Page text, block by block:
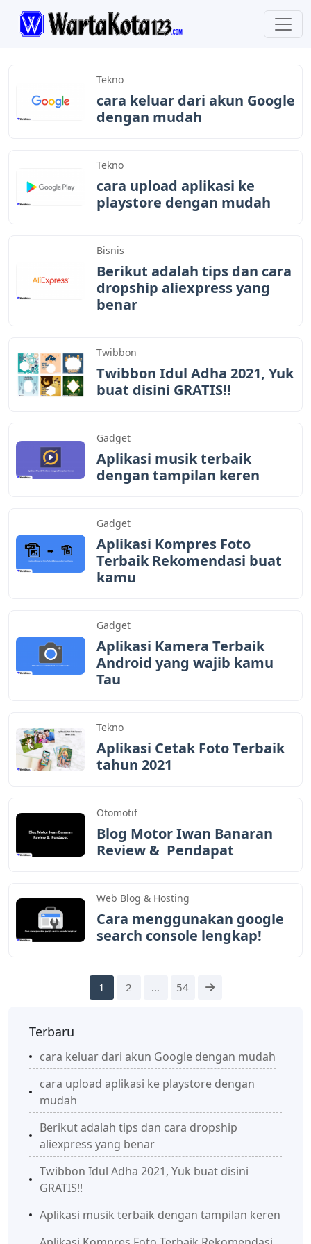
Tekno
cara keluar dari akun Google
dengan mudah
Tekno
cara upload aplikasi ke
playstore dengan mudah
Bisnis
Berikut adalah tips dan cara
dropship aliexpress yang
benar
Twibbon
Twibbon Idul Adha 2021, Yuk
buat disini GRATIS!!
Gadget
Aplikasi musik terbaik
dengan tampilan keren
Gadget
Aplikasi Kompres Foto
Terbaik Rekomendasi buat
kamu
Gadget
Aplikasi Kamera Terbaik
Android yang wajib kamu
Tau
Tekno
Aplikasi Cetak Foto Terbaik
tahun 2021
Otomotif
Blog Motor Iwan Banaran
Review & Pendapat
Web Blog & Hosting
Cara menggunakan google
search console lengkap!
1 2 … 54
Terbaru
cara keluar dari akun Google dengan mudah
cara upload aplikasi ke playstore dengan
mudah
Berikut adalah tips dan cara dropship
aliexpress yang benar
Twibbon Idul Adha 2021, Yuk buat disini
GRATIS!!
Aplikasi musik terbaik dengan tampilan keren